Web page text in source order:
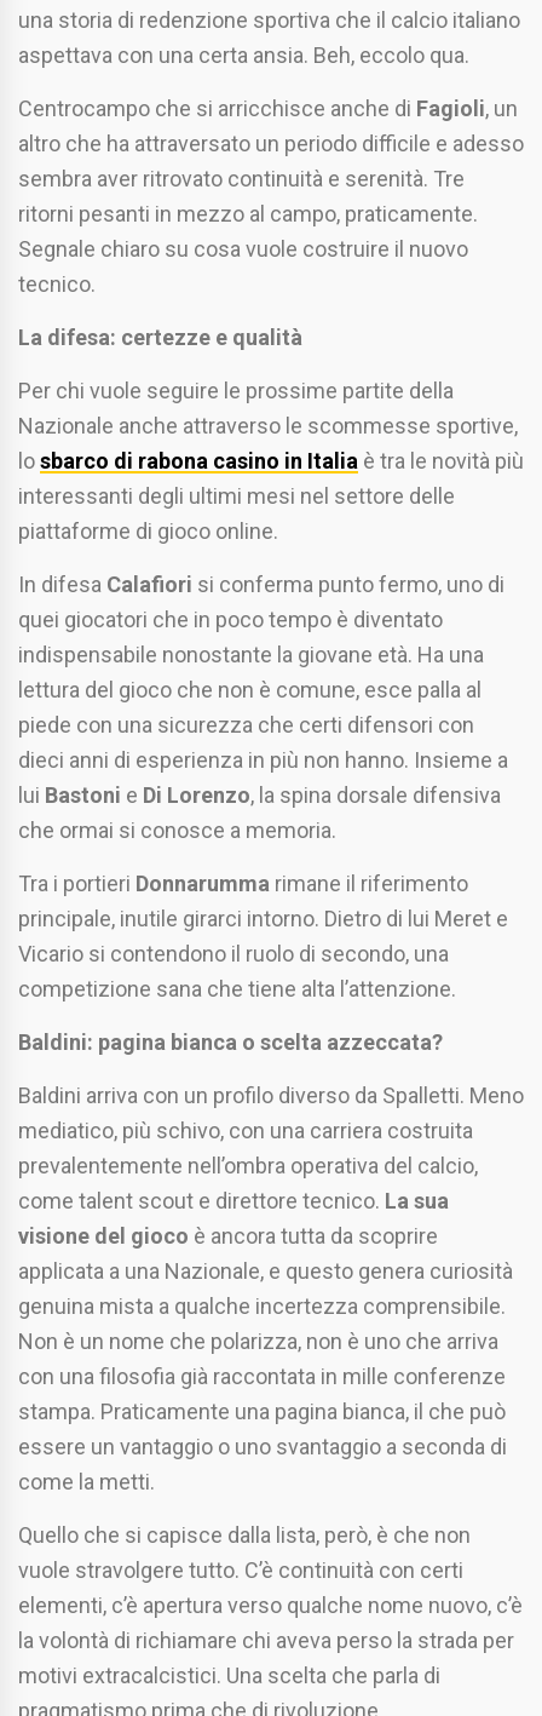
una storia di redenzione sportiva che il calcio italiano
aspettava con una certa ansia. Beh, eccolo qua.
Centrocampo che si arricchisce anche di Fagioli, un
altro che ha attraversato un periodo difficile e adesso
sembra aver ritrovato continuità e serenità. Tre
ritorni pesanti in mezzo al campo, praticamente.
Segnale chiaro su cosa vuole costruire il nuovo
tecnico.
La difesa: certezze e qualità
Per chi vuole seguire le prossime partite della
Nazionale anche attraverso le scommesse sportive,
losbarco di rabona casino in Italia è tra le novità più
interessanti degli ultimi mesi nel settore delle
piattaforme di gioco online.
In difesa Calafiori si conferma punto fermo, uno di
quei giocatori che in poco tempo è diventato
indispensabile nonostante la giovane età. Ha una
lettura del gioco che non è comune, esce palla al
piede con una sicurezza che certi difensori con
dieci anni di esperienza in più non hanno. Insieme a
lui Bastoni e Di Lorenzo, la spina dorsale difensiva
che ormai si conosce a memoria.
Tra i portieri Donnarumma rimane il riferimento
principale, inutile girarci intorno. Dietro di lui Meret e
Vicario si contendono il ruolo di secondo, una
competizione sana che tiene alta l’attenzione.
Baldini: pagina bianca o scelta azzeccata?
Baldini arriva con un profilo diverso da Spalletti. Meno
mediatico, più schivo, con una carriera costruita
prevalentemente nell’ombra operativa del calcio,
come talent scout e direttore tecnico. La sua
visione del gioco è ancora tutta da scoprire
applicata a una Nazionale, e questo genera curiosità
genuina mista a qualche incertezza comprensibile.
Non è un nome che polarizza, non è uno che arriva
con una filosofia già raccontata in mille conferenze
stampa. Praticamente una pagina bianca, il che può
essere un vantaggio o uno svantaggio a seconda di
come la metti.
Quello che si capisce dalla lista, però, è che non
vuole stravolgere tutto. C’è continuità con certi
elementi, c’è apertura verso qualche nome nuovo, c’è
la volontà di richiamare chi aveva perso la strada per
motivi extracalcistici. Una scelta che parla di